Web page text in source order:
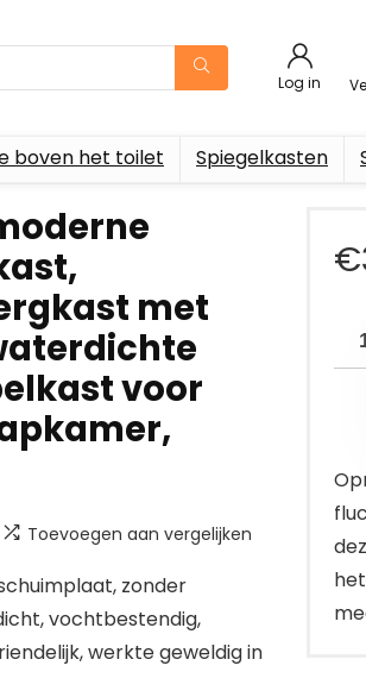
Log in
boven het toilet Spiegelkasten
met
voor
Toevoegen aan vergelijken
zonder
vochtbestendig,
werkte geweldig in
€